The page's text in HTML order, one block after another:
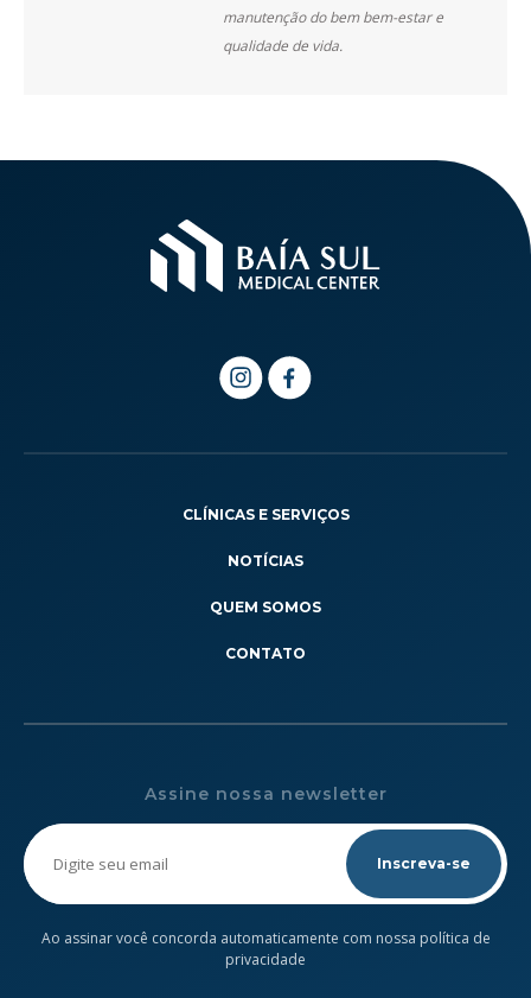
manutenção do bem bem-estar e
qualidade de vida.
CLÍNICAS E SERVIÇOS
NOTÍCIAS
QUEM SOMOS
CONTATO
Assine nossa newsletter
Please
leave
this
field
Ao assinar você concorda automaticamente com nossa política de
privacidade